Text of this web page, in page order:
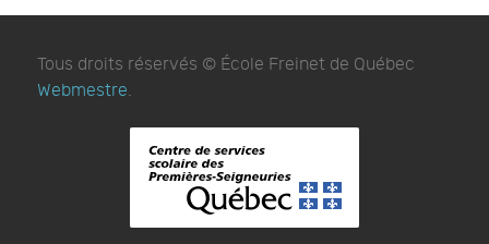
Tous droits réservés © École Freinet de Québec
Webmestre.